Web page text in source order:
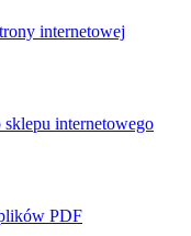
internetowej
sklepu internetowego
PDF